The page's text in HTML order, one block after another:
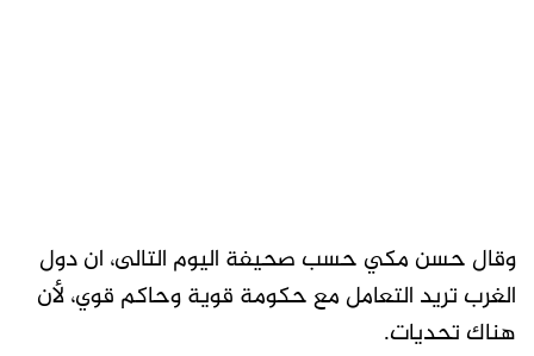
وقال حسن مكي حسب صحيفة اليوم التالى، ان دول
الغرب تريد التعامل مع حكومة قوية وحاكم قوي، لأن
هناك تحديات.